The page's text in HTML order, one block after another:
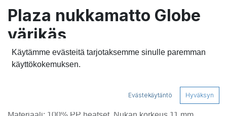
Plaza nukkamatto Globe
värikäs
Pehmoinen ja lyhytnukkainen matto tuntuu ihanalta jalan
alla. Materiaali on helppohoitoista ja pölyämätöntä
Käytämme evästeitä tarjotaksemme sinulle paremman
käyttökokemuksen.
Evästekäytäntö Hyväksyn